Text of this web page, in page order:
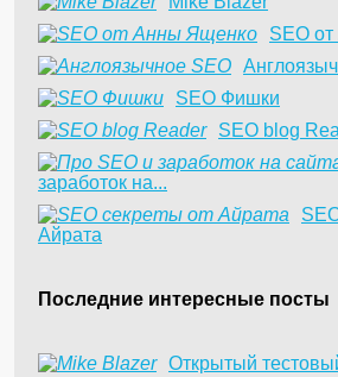
SEO
SEO Фишки
SEO blog
заработок на...
Айрата
Последние интересные посты
​Открытый